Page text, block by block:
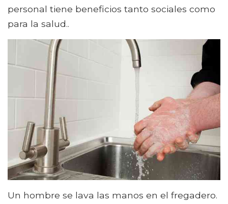
personal tiene beneficios tanto sociales como
para la salud..
Un hombre se lava las manos en el fregadero.